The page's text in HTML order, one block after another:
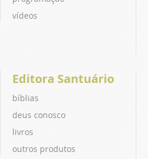
vídeos
Editora Santuário
bíblias
deus conosco
livros
outros produtos